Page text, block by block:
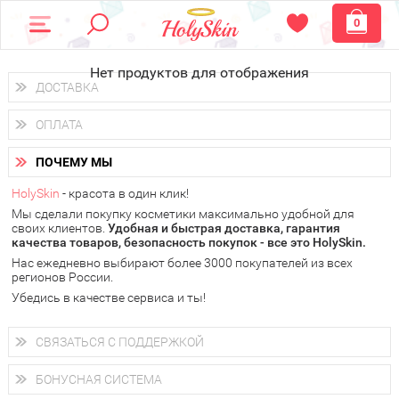
0
Нет продуктов для отображения
ДОСТАВКА
Доставка осуществляетсяпо всем городам России.
Вы можете выбрать доставку курьером, Почтой России или
получить заказ в пунктах выдачи PickPoint или пункте
самовывоза.
В 20 городах России доставка осуществляется ужена
следующий день.
у Вас всегда есть возможность получитьбесплатную
доставку от HolySkin.
подробнее об условиях доставки и оплаты в Вашем городе
ОПЛАТА
Вы можете оплатить свой заказ любым удобным способом:
наличными деньгами (
через интернет-банк (Альфа-банк, Сбербанк) и другими
электронными способами.
ПОЧЕМУ МЫ
HolySkin - красота в один клик!
Мы сделали покупку косметики максимально удобной для
своих клиентов. Удобная и быстрая доставка, гарантия
качества товаров, безопасность покупок - все это HolySkin.
Нас ежедневно выбирают более 3000 покупателей из всех
регионов России.
Убедись в качестве сервиса и ты!
СВЯЗАТЬСЯ С ПОДДЕРЖКОЙ
+7 (800) 707-24-55
Мы будем рады ответить на все Ваши вопросы по работе
магазина, проконсультировать по товарам, рассказать о
БОНУСНАЯ СИСТЕМА